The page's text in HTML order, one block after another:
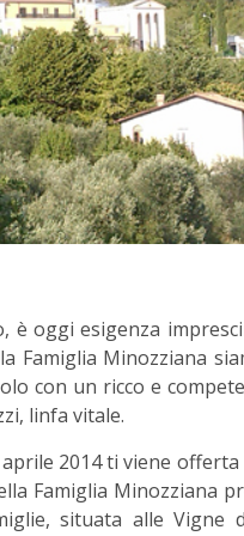
oggi esigenza
Famiglia Minozziana
con un ricco e
linfa vitale.
2014 ti viene
Famiglia Minozziana
situata alle